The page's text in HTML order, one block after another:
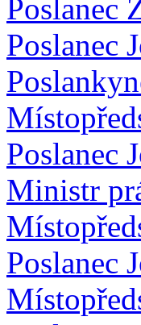
Poslanec
Poslanec
Poslanec
Ministr
Poslanec